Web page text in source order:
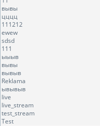
вывы
цццц
111212
ewew
sdsd
111
ыыыв
вывы
вывыв
Reklama
ывывыв
live
live_stream
test_stream
Test